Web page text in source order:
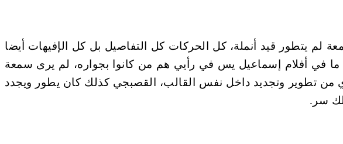
يتطور قيد أنملة، كل الحركات كل التفاصيل بل كل الإفيهات أيضا
في أفلام إسماعيل يس في رأيي هم من كانوا بجواره، لم يرى سمعة
من تطوير وتجديد داخل نفس القالب، القصبجي كذلك كان يطور ويجدد
سر.